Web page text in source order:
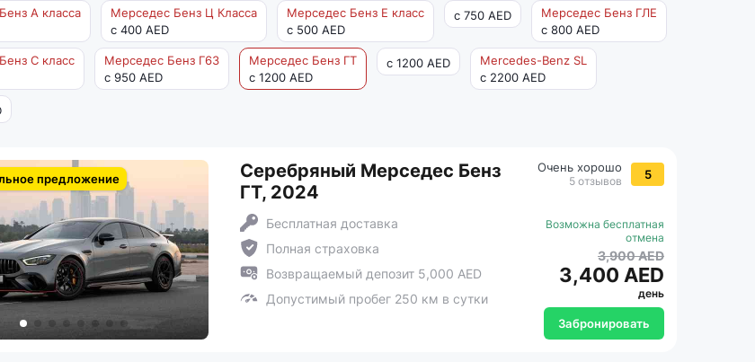
А класса
Мерседес Бенз Ц Класса
с 400 AED
Мерседес Бенз Е класс
с 500 AED
с 750 AED
Мерседес Бенз ГЛЕ
с 800 AED
С класс
Мерседес Бенз Г63
с 950 AED
Мерседес Бенз ГТ
с 1200 AED
с 1200 AED
Mercedes-Benz SL
с 2200 AED
предложение
Серебряный Мерседес Бенз
ГТ, 2024
Бесплатная доставка
Полная страховка
Возвращаемый депозит 5,000 AED
Допустимый пробег 250 км в сутки
Очень хорошо
5 отзывов 5
Возможна бесплатная
отмена
3,900 AED
3,400 AED
день
Забронировать